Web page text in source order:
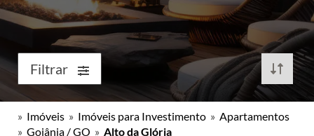
Filtrar
» Imóveis » Imóveis para Investimento » Apartamentos
» Goiânia / GO » Alto da Glória